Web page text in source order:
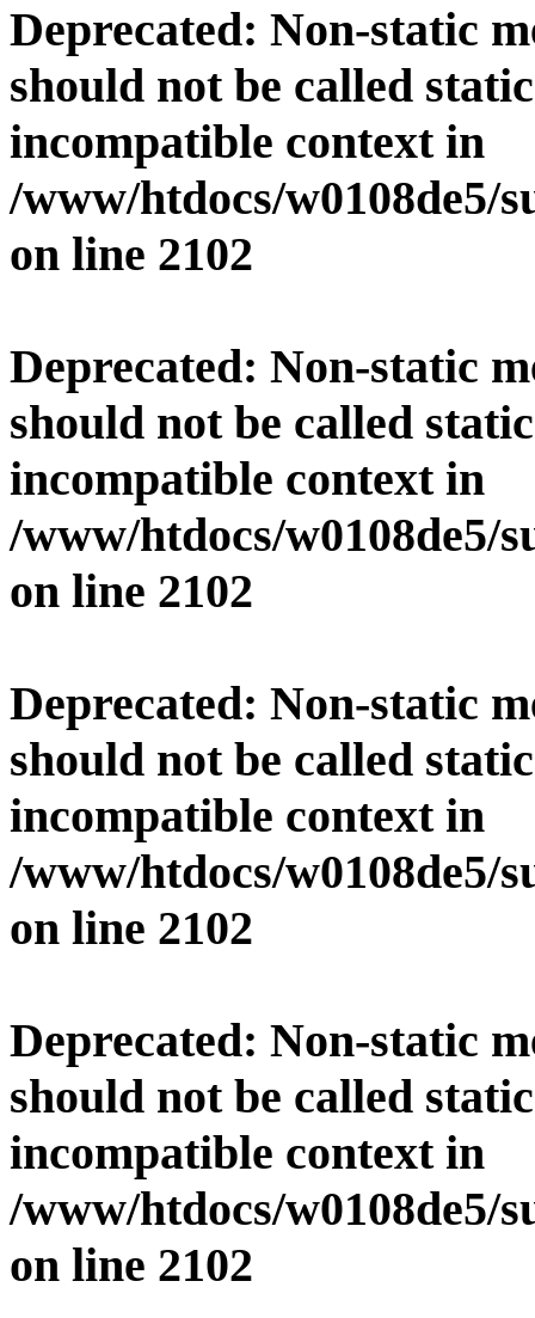
Deprecated: Non-static
should not be called
incompatible context in
/www/htdocs/w0108de5/
on line 2102
Deprecated: Non-static
should not be called
incompatible context in
/www/htdocs/w0108de5/
on line 2102
Deprecated: Non-static
should not be called
incompatible context in
/www/htdocs/w0108de5/
on line 2102
Deprecated: Non-static
should not be called
incompatible context in
/www/htdocs/w0108de5/
on line 2102